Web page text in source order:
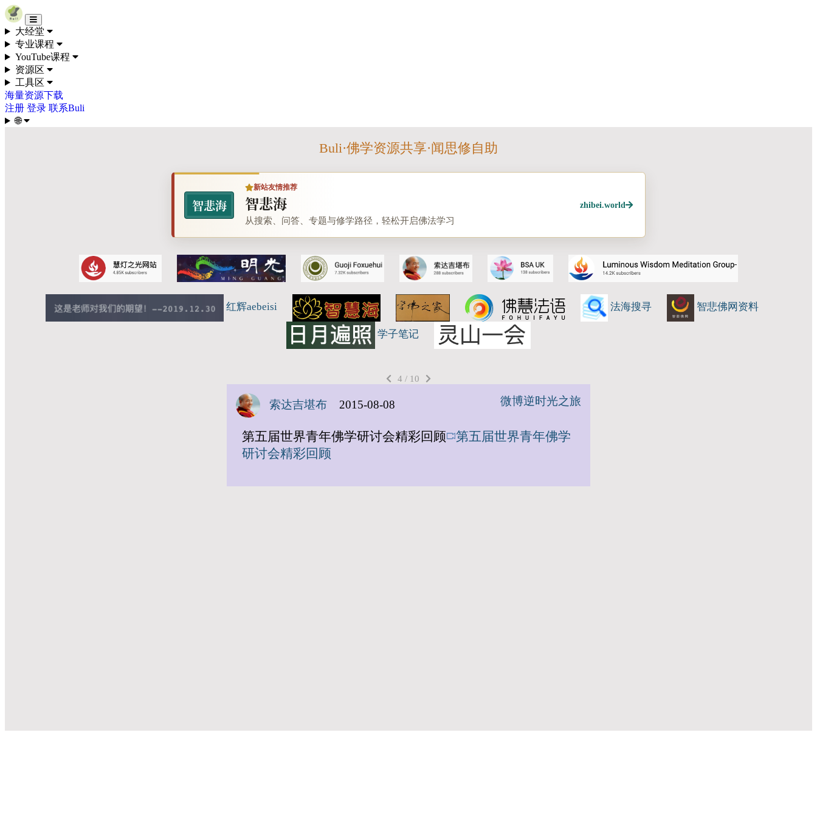
Skip to content
大经堂
专业课程
YouTube课程
资源区
工具区
海量资源下载
注册 登录 联系Buli
🌐
Buli·佛学资源共享·闻思修自助
智悲海
新站友情推荐
智悲海
从搜索、问答、专题与修学路径，轻松开启佛法学习
zhibei.world
红辉aebeisi 法海搜寻 智悲佛网资料
学子笔记
4 / 10
索达吉堪布 2015-08-08 微博逆时光之旅
第五届世界青年佛学研讨会精彩回顾
第五届世界青年佛学
研讨会精彩回顾